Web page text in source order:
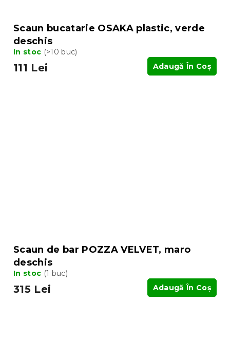
Scaun bucatarie OSAKA plastic, verde
deschis
In stoc (>10 buc)
111 Lei Adaugă În Coş
Scaun de bar POZZA VELVET, maro
deschis
In stoc (1 buc)
315 Lei Adaugă În Coş